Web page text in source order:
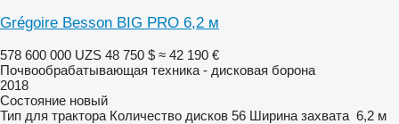
Grégoire Besson BIG PRO 6,2 м
578 600 000 UZS 48 750 $ ≈ 42 190 €
Почвообрабатывающая техника - дисковая борона
2018
Состояние новый
Тип для трактора Количество дисков 56 Ширина захвата 6,2 м